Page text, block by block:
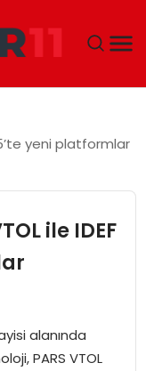
yeni platformlar
ile IDEF
alanında
PARS VTOL